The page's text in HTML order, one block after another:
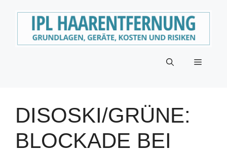
Menü
DISOSKI/GRÜNE:
BLOCKADE BEI